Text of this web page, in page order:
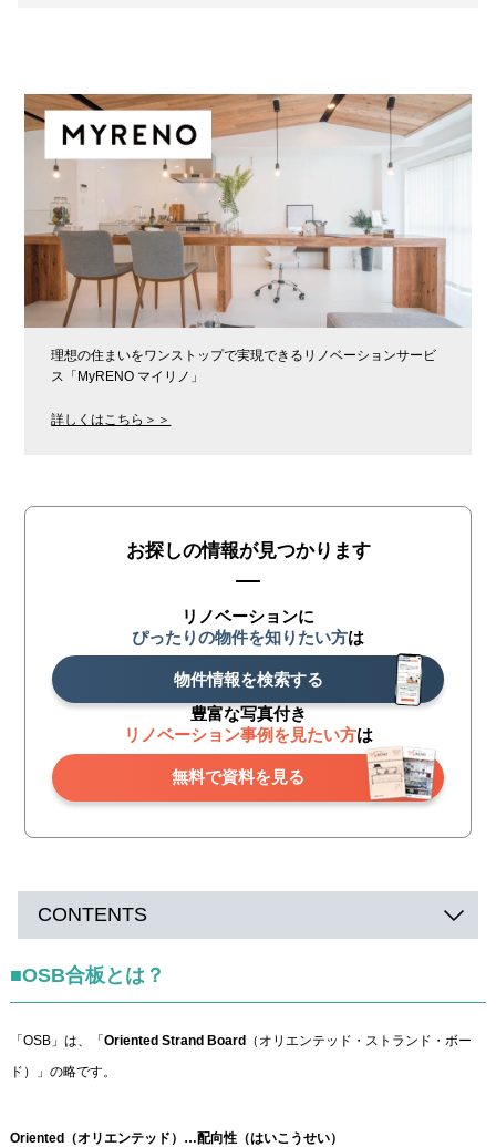
理想の住まいをワンストップで実現できるリノベーションサービ
ス「MyRENO マイリノ」
詳しくはこちら＞＞
お探しの情報が見つかります
リノベーションに
ぴったりの物件を知りたい方は
物件情報を検索する
豊富な写真付き
リノベーション事例を見たい方は
無料で資料を見る
CONTENTS
■OSB合板とは？
「OSB」は、「Oriented Strand Board （オリエンテッド・ストランド・ボー
ド）」の略です。
Oriented（オリエンテッド）…配向性（はいこうせい）